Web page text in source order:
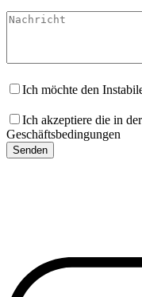
Ich möchte den
Ich akzeptiere die in der
Geschäftsbedingungen